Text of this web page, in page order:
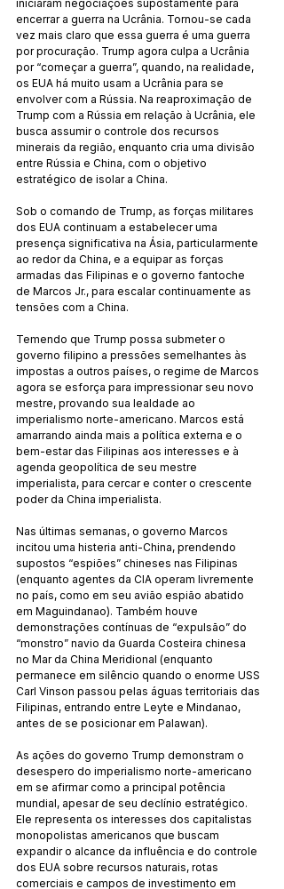
iniciaram negociações supostamente para
encerrar a guerra na Ucrânia. Tornou-se cada
vez mais claro que essa guerra é uma guerra
por procuração. Trump agora culpa a Ucrânia
por “começar a guerra”, quando, na realidade,
os EUA há muito usam a Ucrânia para se
envolver com a Rússia. Na reaproximação de
Trump com a Rússia em relação à Ucrânia, ele
busca assumir o controle dos recursos
minerais da região, enquanto cria uma divisão
entre Rússia e China, com o objetivo
estratégico de isolar a China.
Sob o comando de Trump, as forças militares
dos EUA continuam a estabelecer uma
presença significativa na Ásia, particularmente
ao redor da China, e a equipar as forças
armadas das Filipinas e o governo fantoche
de Marcos Jr., para escalar continuamente as
tensões com a China.
Temendo que Trump possa submeter o
governo filipino a pressões semelhantes às
impostas a outros países, o regime de Marcos
agora se esforça para impressionar seu novo
mestre, provando sua lealdade ao
imperialismo norte-americano. Marcos está
amarrando ainda mais a política externa e o
bem-estar das Filipinas aos interesses e à
agenda geopolítica de seu mestre
imperialista, para cercar e conter o crescente
poder da China imperialista.
Nas últimas semanas, o governo Marcos
incitou uma histeria anti-China, prendendo
supostos “espiões” chineses nas Filipinas
(enquanto agentes da CIA operam livremente
no país, como em seu avião espião abatido
em Maguindanao). Também houve
demonstrações contínuas de “expulsão” do
“monstro” navio da Guarda Costeira chinesa
no Mar da China Meridional (enquanto
permanece em silêncio quando o enorme USS
Carl Vinson passou pelas águas territoriais das
Filipinas, entrando entre Leyte e Mindanao,
antes de se posicionar em Palawan).
As ações do governo Trump demonstram o
desespero do imperialismo norte-americano
em se afirmar como a principal potência
mundial, apesar de seu declínio estratégico.
Ele representa os interesses dos capitalistas
monopolistas americanos que buscam
expandir o alcance da influência e do controle
dos EUA sobre recursos naturais, rotas
comerciais e campos de investimento em